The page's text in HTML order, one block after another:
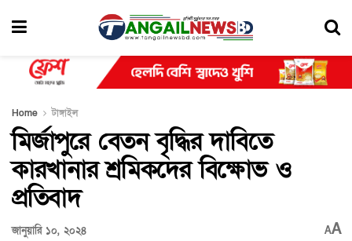
Home টাঙ্গাইল
মির্জাপুরে বেতন বৃদ্ধির দাবিতে
কারখানার শ্রমিকদের বিক্ষোভ ও
প্রতিবাদ
জানুয়ারি ১০, ২০২৪ AA